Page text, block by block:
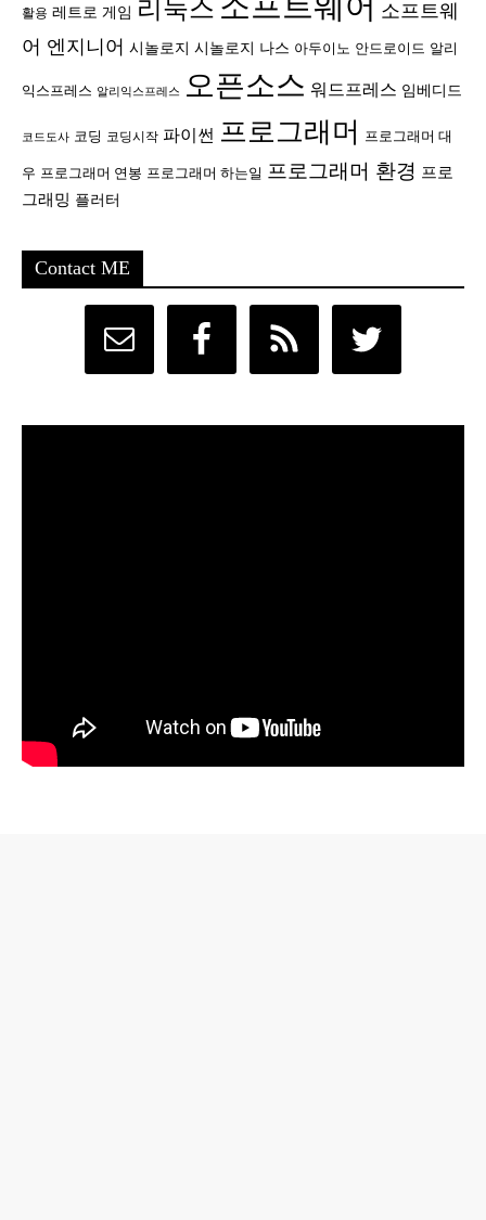
활용 레트로 게임 리눅스
소프트웨
어 엔지니어 시놀로지 시놀로지 나스 아두이노 안드로이드 알리
익스프레스 알리익스프레스 오픈소스 워드프레스 임베디드
코드도사 코딩 코딩시작 파이썬 프로그래머 프로그래머 대
우 프로그래머 연봉 프로그래머 하는일 프로그래머 환경 프로
그래밍 플러터
Contact ME